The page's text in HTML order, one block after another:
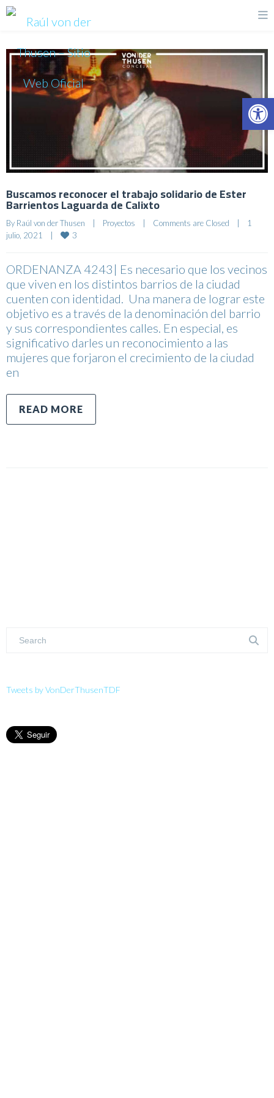
Buscamos reconocer el trabajo solidario de Ester
Barrientos Laguarda de Calixto
By Raúl von der Thusen | Proyectos | Comments are Closed |
1
julio, 2021
| 3
ORDENANZA 4243| Es necesario que los vecinos
que viven en los distintos barrios de la ciudad
cuenten con identidad. Una manera de lograr este
objetivo es a través de la denominación del barrio
y sus correspondientes calles. En especial, es
significativo darles un reconocimiento a las
mujeres que forjaron el crecimiento de la ciudad
en
READ MORE
Tweets by VonDerThusenTDF